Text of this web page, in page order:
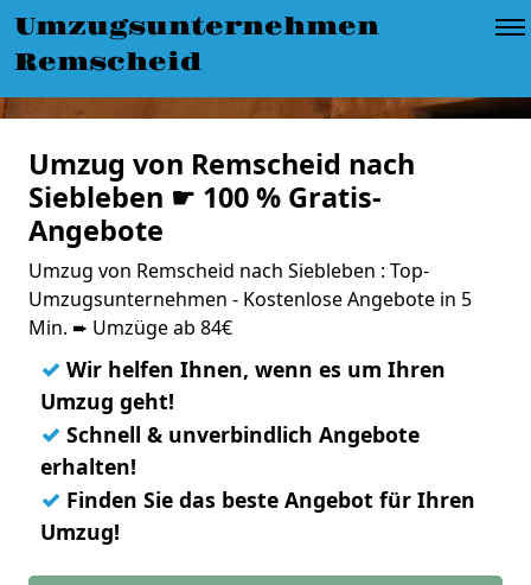
Umzugsunternehmen
Remscheid
Umzug von Remscheid nach
Siebleben ☛ 100 % Gratis-
Angebote
Umzug von Remscheid nach Siebleben : Top-
Umzugsunternehmen - Kostenlose Angebote in 5
Min. ➨ Umzüge ab 84€
✓ Wir helfen Ihnen, wenn es um Ihren
Umzug geht!
✓ Schnell & unverbindlich Angebote
erhalten!
✓ Finden Sie das beste Angebot für Ihren
Umzug!